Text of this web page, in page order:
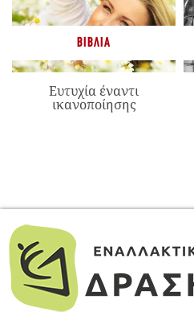
ΒΙΒΛΊΑ
Ευτυχία έναντι
ικανοποίησης